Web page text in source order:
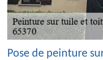
Pose de peinture